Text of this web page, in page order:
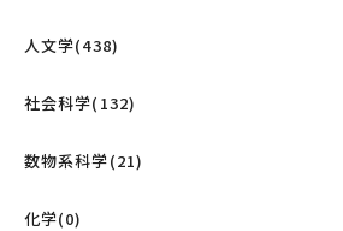
人文学(438)
社会科学(132)
数物系科学(21)
化学(0)